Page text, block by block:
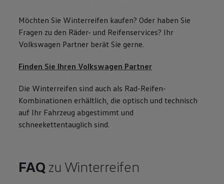
Möchten Sie Winterreifen kaufen? Oder haben Sie
Fragen zu den Räder- und Reifenservices? Ihr
Volkswagen Partner berät Sie gerne.
Finden Sie Ihren Volkswagen Partner
Die Winterreifen sind auch als Rad-Reifen-
Kombinationen erhältlich, die optisch und technisch
auf Ihr Fahrzeug abgestimmt und
schneekettentauglich sind.
FAQ zu Winterreifen